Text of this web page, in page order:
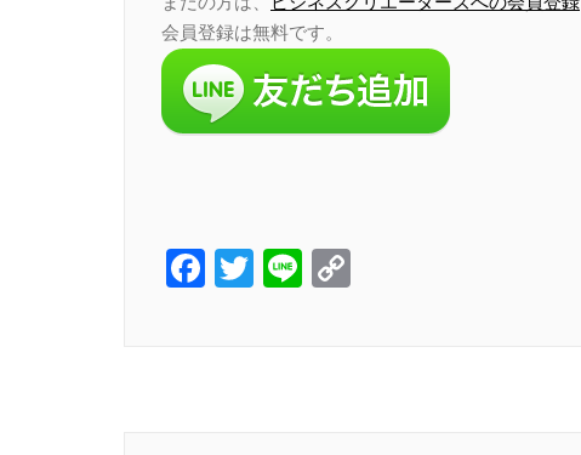
会員登録は無料です。
Facebook
Twitter
Line